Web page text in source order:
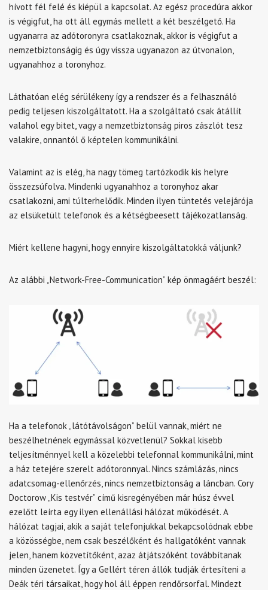
hívott fél felé és kiépül a kapcsolat. Az egész procedúra akkor
is végigfut, ha ott áll egymás mellett a két beszélgető. Ha
ugyanarra az adótoronyra csatlakoznak, akkor is végigfut a
nemzetbiztonságig és úgy vissza ugyanazon az útvonalon,
ugyanahhoz a toronyhoz.
Láthatóan elég sérülékeny így a rendszer és a felhasználó
pedig teljesen kiszolgáltatott. Ha a szolgáltató csak átállít
valahol egy bitet, vagy a nemzetbiztonság piros zászlót tesz
valakire, onnantól ő képtelen kommunikálni.
Valamint az is elég, ha nagy tömeg tartózkodik kis helyre
összezsúfolva. Mindenki ugyanahhoz a toronyhoz akar
csatlakozni, ami túlterhelődik. Minden ilyen tüntetés velejárója
az elsüketült telefonok és a kétségbeesett tájékozatlanság.
Miért kellene hagyni, hogy ennyire kiszolgáltatokká váljunk?
Az alábbi „Network-Free-Communication” kép önmagáért beszél:
Ha a telefonok „látótávolságon” belül vannak, miért ne
beszélhetnének egymással közvetlenül? Sokkal kisebb
teljesítménnyel kell a közelebbi telefonnal kommunikálni, mint
a ház tetejére szerelt adótoronnyal. Nincs számlázás, nincs
adatcsomag-ellenőrzés, nincs nemzetbiztonság a láncban. Cory
Doctorow „Kis testvér” című kisregényében már húsz évvel
ezelőtt leírta egy ilyen ellenállási hálózat működését. A
hálózat tagjai, akik a saját telefonjukkal bekapcsolódnak ebbe
a közösségbe, nem csak beszélőként és hallgatóként vannak
jelen, hanem közvetítőként, azaz átjátszóként továbbítanak
minden üzenetet. Így a Gellért téren állók tudják értesíteni a
Deák téri társaikat, hogy hol áll éppen rendőrsorfal. Mindezt